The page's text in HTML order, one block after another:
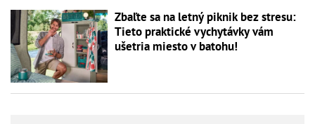
Zbaľte sa na letný piknik bez stresu:
Tieto praktické vychytávky vám
ušetria miesto v batohu!